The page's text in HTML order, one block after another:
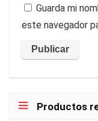
Guarda mi
este navegador
Productos